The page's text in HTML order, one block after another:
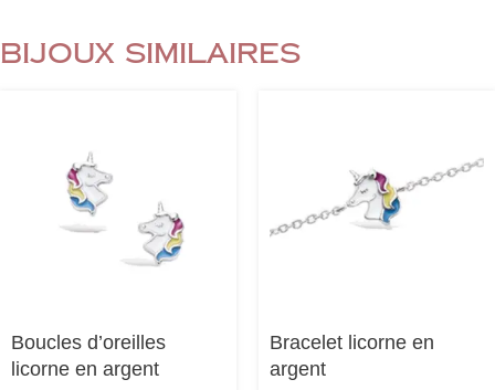
Bijoux similaires
Boucles d’oreilles
licorne en argent
Bracelet licorne en
argent